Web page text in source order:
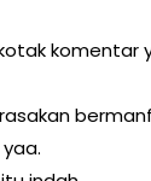
komentar